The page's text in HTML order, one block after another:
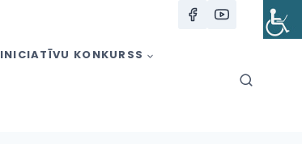
INICIATĪVU KONKURSS